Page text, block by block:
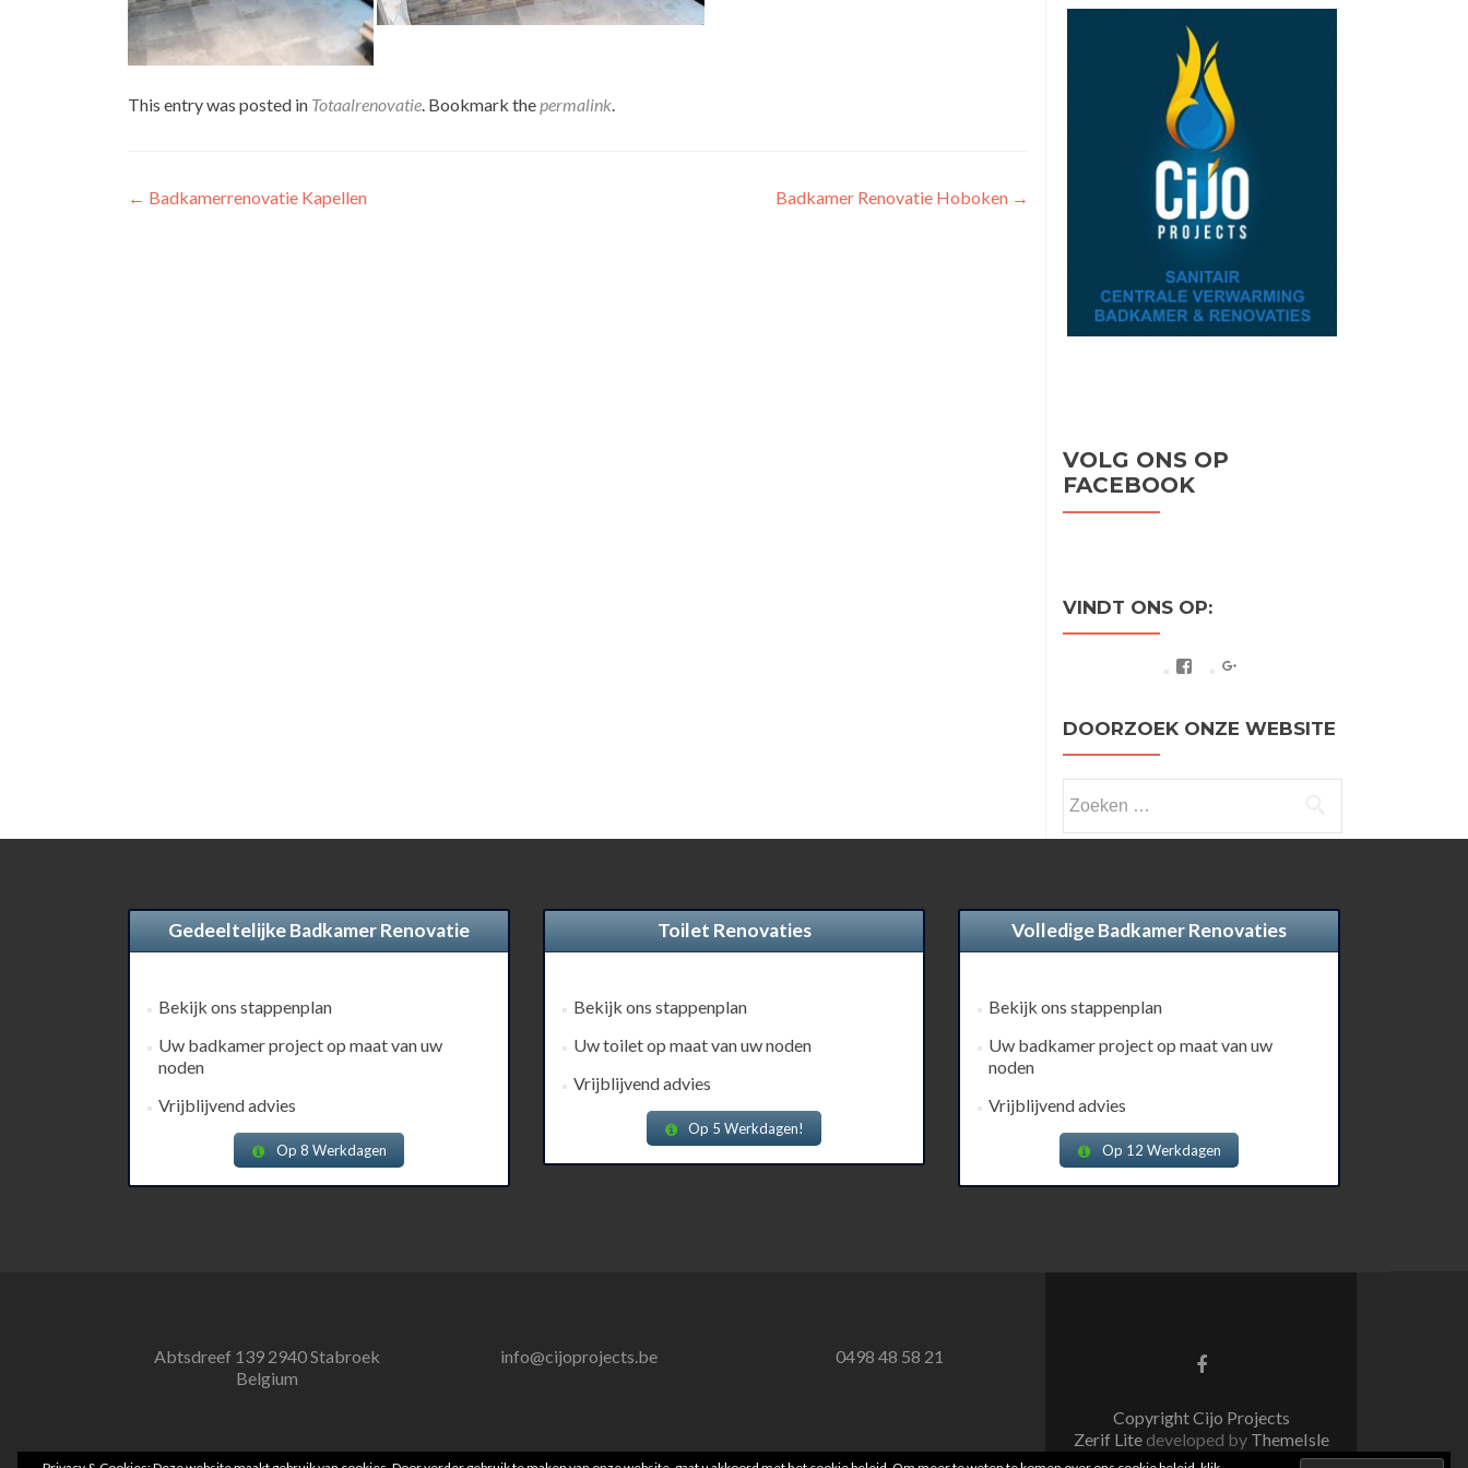
This entry was posted in Totaalrenovatie. Bookmark thepermalink.
Berichtnavigatie
← Badkamerrenovatie Kapellen Badkamer Renovatie Hoboken →
VOLG ONS OP
FACEBOOK
VINDT ONS OP:
Facebook
DOORZOEK ONZE WEBSITE
naar:
Gedeeltelijke Badkamer Renovatie
Bekijk ons stappenplan
Uw badkamer project op maat van uw
noden
Vrijblijvend advies
Op 8 Werkdagen
Toilet Renovaties
Bekijk ons stappenplan
Uw toilet op maat van uw noden
Vrijblijvend advies
Op 5 Werkdagen!
Volledige Badkamer Renovaties
Bekijk ons stappenplan
Uw badkamer project op maat van uw
noden
Vrijblijvend advies
Op 12 Werkdagen
Abtsdreef 139 2940 Stabroek
Belgium
info@cijoprojects.be 0498 48 58 21
Facebook
Copyright Cijo Projects
Zerif Lite developed by ThemeIsle